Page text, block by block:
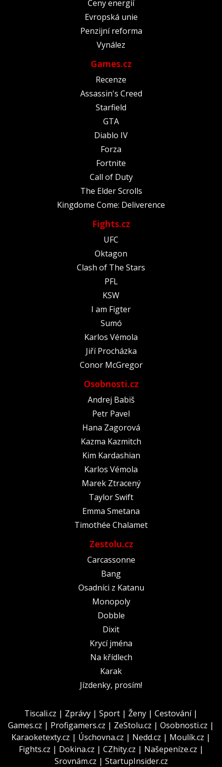
Ceny energií
Evropská unie
Penzijní reforma
Vynález
Games.cz
Recenze
Assassin's Creed
Starfield
GTA
Diablo IV
Forza
Fortnite
Call of Duty
The Elder Scrolls
Kingdome Come: Deliverence
Fights.cz
UFC
Oktagon
Clash of The Stars
PFL
KSW
I am Figter
Sumó
Karlos Vémola
Jiří Procházka
Conor McGregor
Osobnosti.cz
Andrej Babiš
Petr Pavel
Hana Zagorová
Kazma Kazmitch
Kim Kardashian
Karlos Vémola
Marek Ztracený
Taylor Swift
Emma Smetana
Timothée Chalamet
Zestolu.cz
Carcassonne
Bang
Osadníci z Katanu
Monopoly
Dobble
Dixit
Krycí jména
Na křídlech
Karak
Jízdenky, prosím!
Tiscali.cz | Zprávy | Sport | Ženy | Cestování|
Games.cz | Profigamers.cz | ZeStolu.cz | Osobnosti.cz |
Karaoketexty.cz | Úschovna.cz | Nedd.cz | Moulík.cz |
Fights.cz | Dokina.cz | CZhity.cz | Našepeníze.cz |
Srovnám.cz | StartupInsider.cz